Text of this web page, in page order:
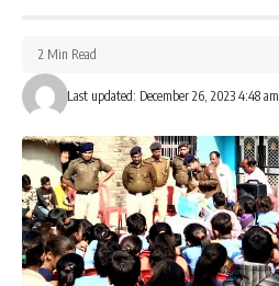
Last updated: December 26, 2023 4:48 am
2 Min Read